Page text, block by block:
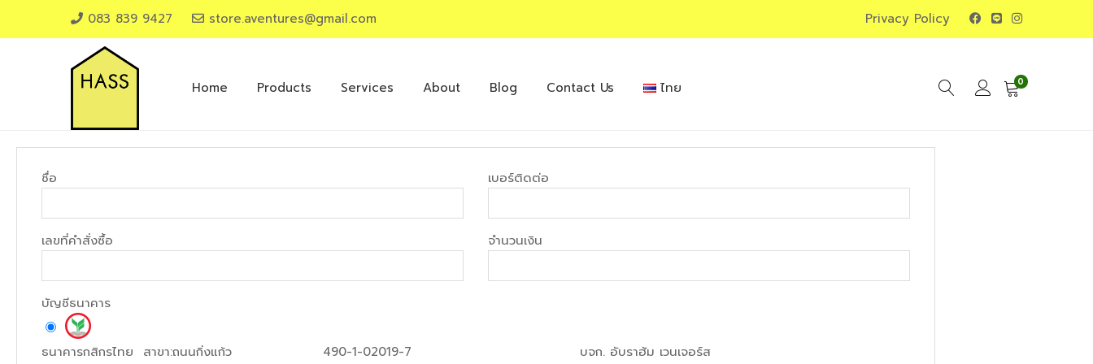
083 839 9427 store.aventures@gmail.com Privacy Policy
Home Products Services About Blog Contact Us ไทย 0
ชื่อ เบอร์ติดต่อ
เลขที่คำสั่งซื้อ จำนวนเงิน
บัญชีธนาคาร
ธนาคารกสิกรไทย สาขา:ถนนกิ่งแก้ว 490-1-02019-7 บจก. อับราฮัม เวนเจอร์ส